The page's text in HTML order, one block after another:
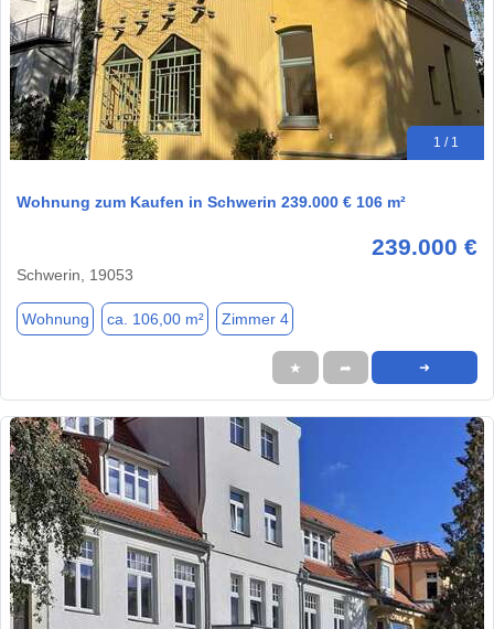
1 / 1
Wohnung zum Kaufen in Schwerin 239.000 € 106 m²
239.000 €
Schwerin, 19053
Wohnung ca. 106,00 m² Zimmer 4
★ ➦ ➜